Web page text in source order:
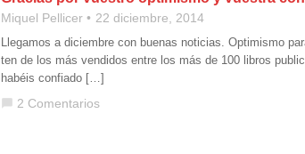
Miquel Pellicer 22 diciembre, 2014
Llegamos a diciembre con buenas noticias. Optimismo
ten de los más vendidos entre los más de 100 libros
habéis confiado […]
chat_bubble 2 Comentarios